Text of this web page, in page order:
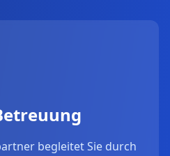
begleitet Sie durch